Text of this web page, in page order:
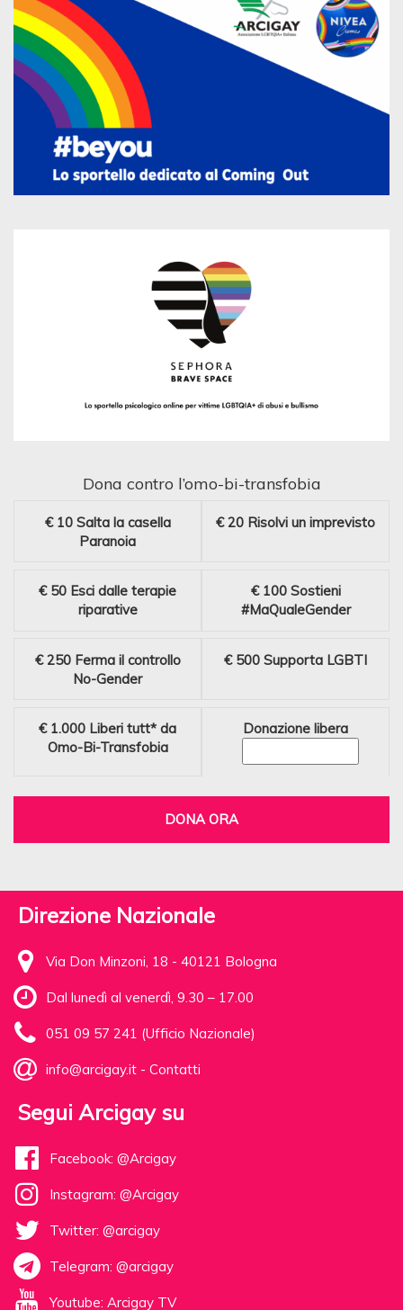
Dona contro l’omo-bi-transfobia
€ 10 Salta la casella
Paranoia
€ 20 Risolvi un imprevisto
€ 50 Esci dalle terapie
riparative
€ 100 Sostieni
#MaQualeGender
€ 250 Ferma il controllo
No-Gender
€ 500 Supporta LGBTI
€ 1.000 Liberi tutt* da
Omo-Bi-Transfobia
Donazione libera
DONA ORA
Direzione Nazionale
Via Don Minzoni, 18 - 40121 Bologna
Dal lunedì al venerdì, 9.30 – 17.00
051 09 57 241 (Ufficio Nazionale)
info@arcigay.it - Contatti
Segui Arcigay su
Facebook: @Arcigay
Instagram: @Arcigay
Twitter: @arcigay
Telegram: @arcigay
Youtube: Arcigay TV